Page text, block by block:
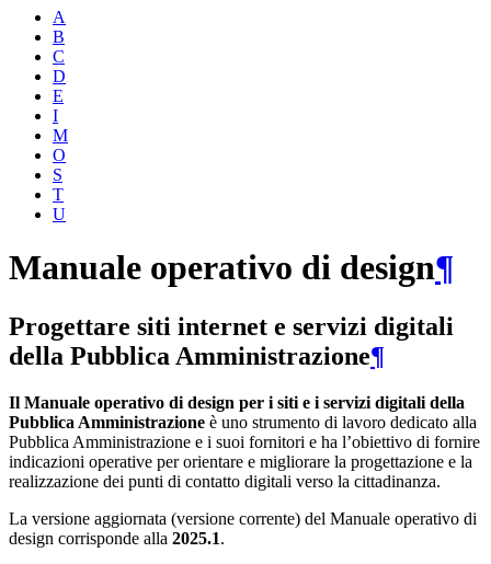
A
B
C
D
E
I
M
O
S
T
U
Manuale operativo di design¶
Progettare siti internet e servizi digitali
della Pubblica Amministrazione¶
Il Manuale operativo di design per i siti e i servizi digitali della
Pubblica Amministrazione è uno strumento di lavoro dedicato alla
Pubblica Amministrazione e i suoi fornitori e ha l’obiettivo di fornire
indicazioni operative per orientare e migliorare la progettazione e la
realizzazione dei punti di contatto digitali verso la cittadinanza.
La versione aggiornata (versione corrente) del Manuale operativo di
design corrisponde alla 2025.1.